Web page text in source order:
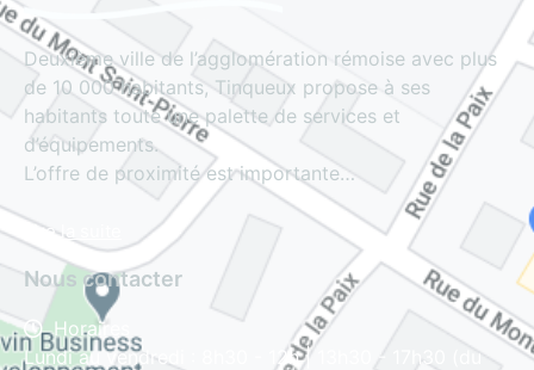
Deuxième ville de l’agglomération rémoise avec plus
de 10 000 habitants, Tinqueux propose à ses
habitants toute une palette de services et
d’équipements.
L’offre de proximité est importante…
Lire la suite
Nous contacter
Horaires
Lundi au vendredi : 8h30 - 12h | 13h30 - 17h30 (du